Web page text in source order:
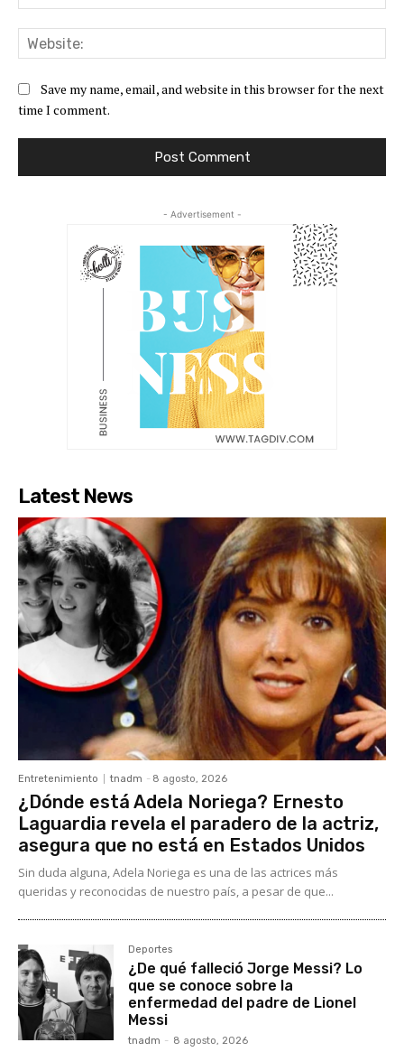
Save my name, email, and website in this browser for the next
time I comment.
- Advertisement -
Latest News
Entretenimiento tnadm - 8 agosto, 2026
¿Dónde está Adela Noriega? Ernesto
Laguardia revela el paradero de la actriz,
asegura que no está en Estados Unidos
Sin duda alguna, Adela Noriega es una de las actrices más
queridas y reconocidas de nuestro país, a pesar de que...
Deportes
¿De qué falleció Jorge Messi? Lo
que se conoce sobre la
enfermedad del padre de Lionel
Messi
tnadm - 8 agosto, 2026